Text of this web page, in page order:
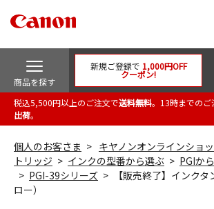
商品を探す
新規ご登録で 1,000円OFF
クーポン!
税込5,500円以上のご注文で送料無料。13時までのご
出荷。
個人のお客さま キヤノンオンラインショ
トリッジ
インクの型番から選ぶ
PGIか
PGI-39シリーズ
【販売終了】インク
ロー）